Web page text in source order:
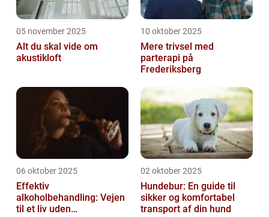
05 november 2025
Alt du skal vide om
akustikloft
10 oktober 2025
Mere trivsel med
parterapi på
Frederiksberg
06 oktober 2025
Effektiv
alkoholbehandling: Vejen
til et liv uden
02 oktober 2025
Hundebur: En guide til
sikker og komfortabel
transport af din hund